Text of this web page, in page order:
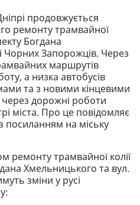
продовжується
ремонту трамвайної
Богдана
Чорних Запорожців. Через
маршрутів
а низка автобусів
та з новими кінцевими
дорожні роботи
міста. Про це повідомляє
посиланням на міську
ремонту трамвайної колії
Хмельницького та вул.
зміни у русі